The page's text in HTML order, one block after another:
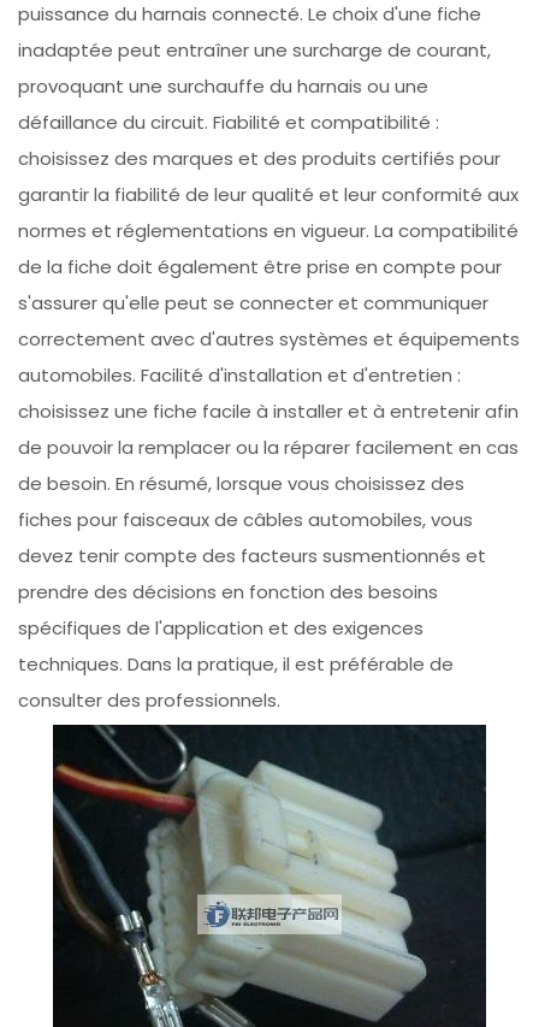
puissance du harnais connecté. Le choix d'une fiche
inadaptée peut entraîner une surcharge de courant,
provoquant une surchauffe du harnais ou une
défaillance du circuit. Fiabilité et compatibilité :
choisissez des marques et des produits certifiés pour
garantir la fiabilité de leur qualité et leur conformité aux
normes et réglementations en vigueur. La compatibilité
de la fiche doit également être prise en compte pour
s'assurer qu'elle peut se connecter et communiquer
correctement avec d'autres systèmes et équipements
automobiles. Facilité d'installation et d'entretien :
choisissez une fiche facile à installer et à entretenir afin
de pouvoir la remplacer ou la réparer facilement en cas
de besoin. En résumé, lorsque vous choisissez des
fiches pour faisceaux de câbles automobiles, vous
devez tenir compte des facteurs susmentionnés et
prendre des décisions en fonction des besoins
spécifiques de l'application et des exigences
techniques. Dans la pratique, il est préférable de
consulter des professionnels.